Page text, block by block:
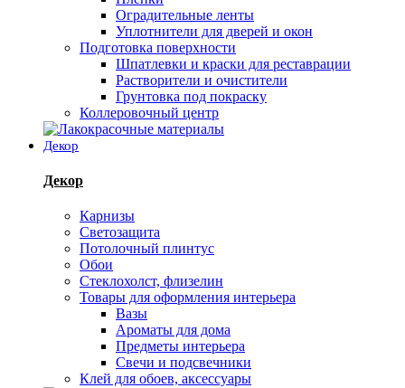
Оградительные ленты
Уплотнители для дверей и окон
Подготовка поверхности
Шпатлевки и краски для реставрации
Растворители и очистители
Грунтовка под покраску
Коллеровочный центр
Декор
Декор
Карнизы
Светозащита
Потолочный плинтус
Обои
Стеклохолст, флизелин
Товары для оформления интерьера
Вазы
Ароматы для дома
Предметы интерьера
Свечи и подсвечники
Клей для обоев, аксессуары